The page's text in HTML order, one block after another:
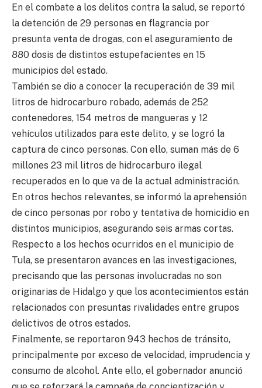
En el combate a los delitos contra la salud, se reportó
la detención de 29 personas en flagrancia por
presunta venta de drogas, con el aseguramiento de
880 dosis de distintos estupefacientes en 15
municipios del estado.
También se dio a conocer la recuperación de 39 mil
litros de hidrocarburo robado, además de 252
contenedores, 154 metros de mangueras y 12
vehículos utilizados para este delito, y se logró la
captura de cinco personas. Con ello, suman más de 6
millones 23 mil litros de hidrocarburo ilegal
recuperados en lo que va de la actual administración.
En otros hechos relevantes, se informó la aprehensión
de cinco personas por robo y tentativa de homicidio en
distintos municipios, asegurando seis armas cortas.
Respecto a los hechos ocurridos en el municipio de
Tula, se presentaron avances en las investigaciones,
precisando que las personas involucradas no son
originarias de Hidalgo y que los acontecimientos están
relacionados con presuntas rivalidades entre grupos
delictivos de otros estados.
Finalmente, se reportaron 943 hechos de tránsito,
principalmente por exceso de velocidad, imprudencia y
consumo de alcohol. Ante ello, el gobernador anunció